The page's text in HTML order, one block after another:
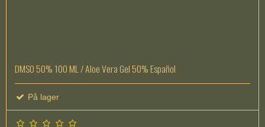
DMSO 50% 100 ML / Aloe Vera Gel 50% Español
På lager